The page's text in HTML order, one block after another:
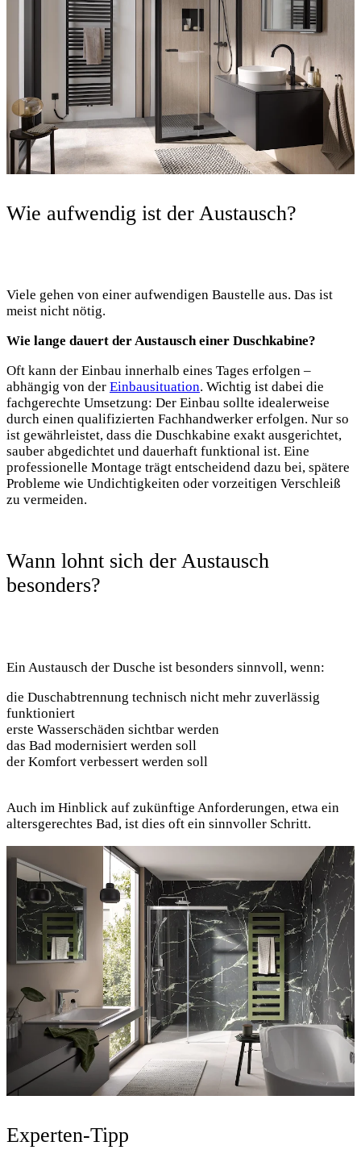
Wie aufwendig ist der Austausch?
Viele gehen von einer aufwendigen Baustelle aus. Das ist
meist nicht nötig.
Wie lange dauert der Austausch einer Duschkabine?
Oft kann der Einbau innerhalb eines Tages erfolgen –
abhängig von der Einbausituation. Wichtig ist dabei die
fachgerechte Umsetzung: Der Einbau sollte idealerweise
durch einen qualifizierten Fachhandwerker erfolgen. Nur so
ist gewährleistet, dass die Duschkabine exakt ausgerichtet,
sauber abgedichtet und dauerhaft funktional ist. Eine
professionelle Montage trägt entscheidend dazu bei, spätere
Probleme wie Undichtigkeiten oder vorzeitigen Verschleiß
zu vermeiden.
Wann lohnt sich der Austausch
besonders?
Ein Austausch der Dusche ist besonders sinnvoll, wenn:
die Duschabtrennung technisch nicht mehr zuverlässig
funktioniert
erste Wasserschäden sichtbar werden
das Bad modernisiert werden soll
der Komfort verbessert werden soll
Auch im Hinblick auf zukünftige Anforderungen, etwa ein
altersgerechtes Bad, ist dies oft ein sinnvoller Schritt.
Experten-Tipp